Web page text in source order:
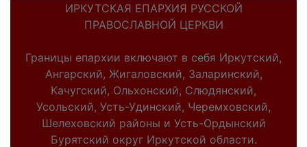
ИРКУТСКАЯ ЕПАРХИЯ РУССКОЙ
ПРАВОСЛАВНОЙ ЦЕРКВИ
Границы епархии включают в себя Иркутский,
Ангарский, Жигаловский, Заларинский,
Качугский, Ольхонский, Слюдянский,
Усольский, Усть-Удинский, Черемховский,
Шелеховский районы и Усть-Ордынский
Бурятский округ Иркутской области.